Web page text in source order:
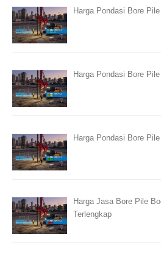
Harga Pondasi Bore
Harga Pondasi Bore
Harga Pondasi Bore
Harga Jasa Bore Pile
Terlengkap